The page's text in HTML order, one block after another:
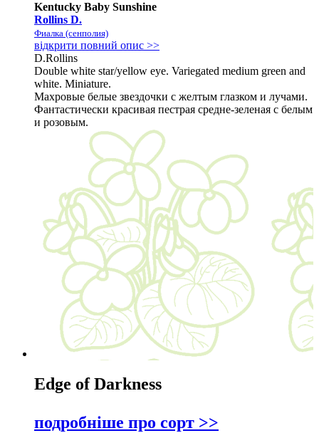
Kentucky Baby Sunshine
Rollins D.
Фиалка (сенполия)
відкрити повний опис >>
D.Rollins
Double white star/yellow eye. Variegated medium green and
white. Miniature.
Махровые белые звездочки с желтым глазком и лучами.
Фантастически красивая пестрая средне-зеленая с белым
и розовым.
Edge of Darkness
подробніше про сорт >>